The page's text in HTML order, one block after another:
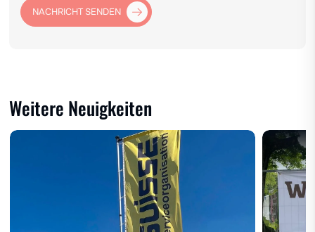
NACHRICHT SENDEN
Weitere Neuigkeiten